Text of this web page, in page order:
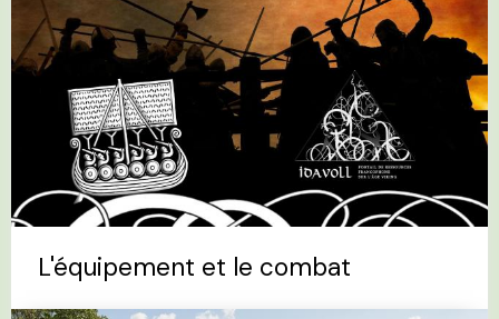
L'équipement et le combat